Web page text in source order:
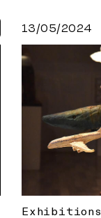
13/05/2024
Exhibitions